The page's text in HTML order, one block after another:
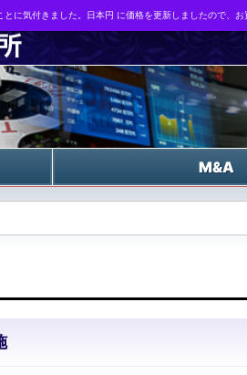
M&A
に気付きました。日本円 に価格を更新しましたので、お